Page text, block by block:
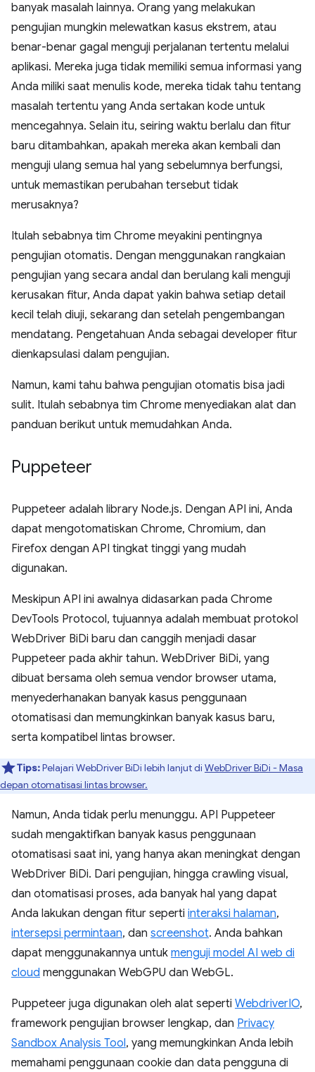
banyak masalah lainnya. Orang yang melakukan
pengujian mungkin melewatkan kasus ekstrem, atau
benar-benar gagal menguji perjalanan tertentu melalui
aplikasi. Mereka juga tidak memiliki semua informasi yang
Anda miliki saat menulis kode, mereka tidak tahu tentang
masalah tertentu yang Anda sertakan kode untuk
mencegahnya. Selain itu, seiring waktu berlalu dan fitur
baru ditambahkan, apakah mereka akan kembali dan
menguji ulang semua hal yang sebelumnya berfungsi,
untuk memastikan perubahan tersebut tidak
merusaknya?
Itulah sebabnya tim Chrome meyakini pentingnya
pengujian otomatis. Dengan menggunakan rangkaian
pengujian yang secara andal dan berulang kali menguji
kerusakan fitur, Anda dapat yakin bahwa setiap detail
kecil telah diuji, sekarang dan setelah pengembangan
mendatang. Pengetahuan Anda sebagai developer fitur
dienkapsulasi dalam pengujian.
Namun, kami tahu bahwa pengujian otomatis bisa jadi
sulit. Itulah sebabnya tim Chrome menyediakan alat dan
panduan berikut untuk memudahkan Anda.
Puppeteer
Puppeteer adalah library Node.js. Dengan API ini, Anda
dapat mengotomatiskan Chrome, Chromium, dan
Firefox dengan API tingkat tinggi yang mudah
digunakan.
Meskipun API ini awalnya didasarkan pada Chrome
DevTools Protocol, tujuannya adalah membuat protokol
WebDriver BiDi baru dan canggih menjadi dasar
Puppeteer pada akhir tahun. WebDriver BiDi, yang
dibuat bersama oleh semua vendor browser utama,
menyederhanakan banyak kasus penggunaan
otomatisasi dan memungkinkan banyak kasus baru,
serta kompatibel lintas browser.
Tips:Pelajari WebDriver BiDi lebih lanjut di WebDriver BiDi - Masa
depan otomatisasi lintas browser.
Namun, Anda tidak perlu menunggu. API Puppeteer
sudah mengaktifkan banyak kasus penggunaan
otomatisasi saat ini, yang hanya akan meningkat dengan
WebDriver BiDi. Dari pengujian, hingga crawling visual,
dan otomatisasi proses, ada banyak hal yang dapat
Anda lakukan dengan fitur seperti interaksi halaman,
intersepsi permintaan, dan screenshot. Anda bahkan
dapat menggunakannya untuk menguji model AI web di
cloud menggunakan WebGPU dan WebGL.
Puppeteer juga digunakan oleh alat seperti WebdriverIO,
framework pengujian browser lengkap, dan Privacy
Sandbox Analysis Tool, yang memungkinkan Anda lebih
memahami penggunaan cookie dan data pengguna di